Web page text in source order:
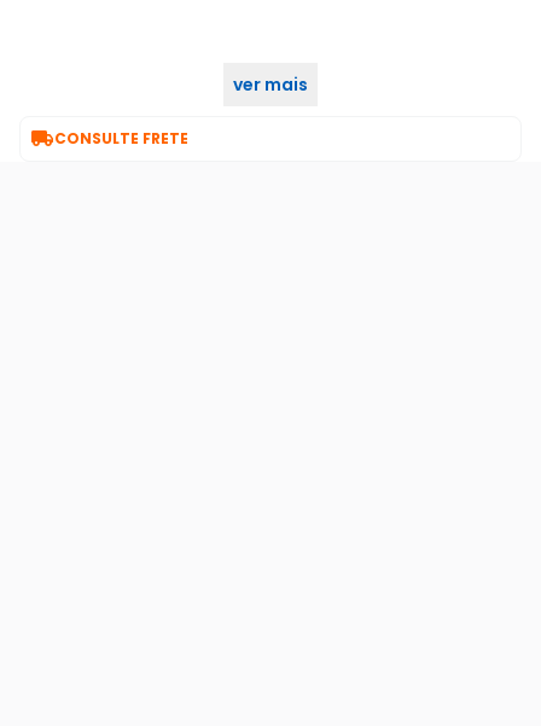
ver mais
CONSULTE FRETE